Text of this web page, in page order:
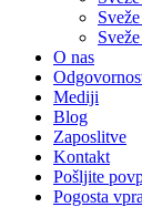
O nas
Mediji
Blog
Zaposlitve
Kontakt
Pošljite
Pogosta